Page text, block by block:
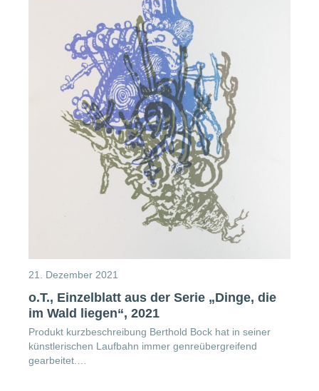
21. Dezember 2021
o.T., Einzelblatt aus der Serie „Dinge, die
im Wald liegen“, 2021
Produkt kurzbeschreibung Berthold Bock hat in seiner
künstlerischen Laufbahn immer genreübergreifend
gearbeitet.…